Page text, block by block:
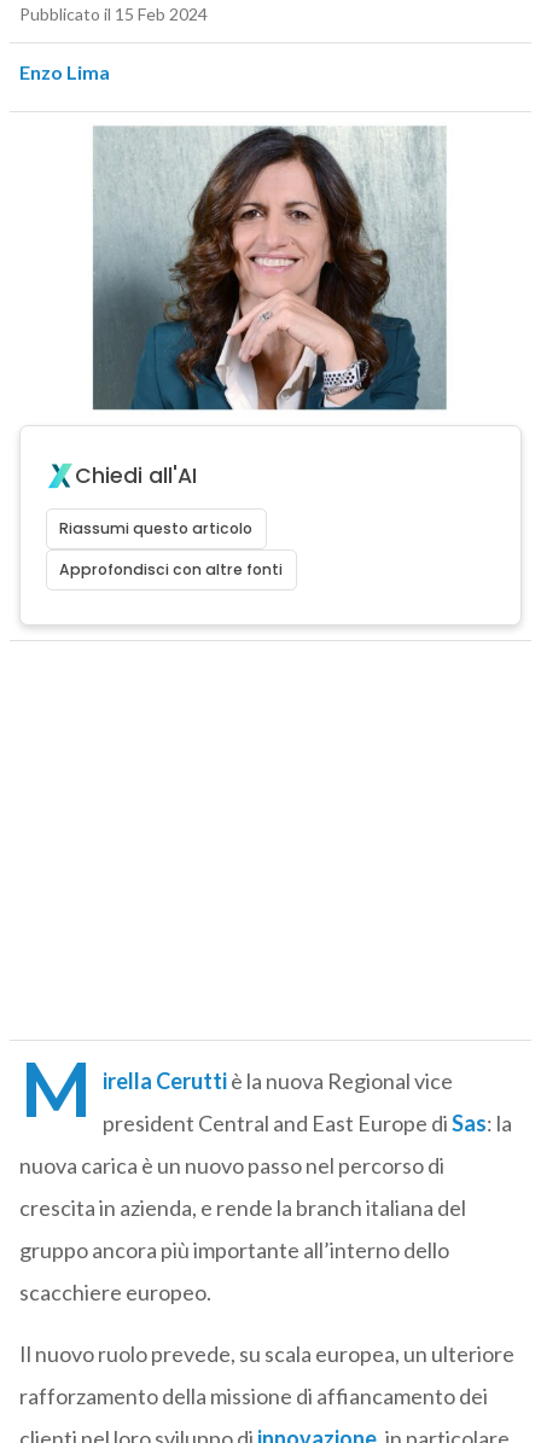
Pubblicato il 15 Feb 2024
Enzo Lima
Chiedi all'AI
Riassumi questo articolo
Approfondisci con altre fonti
M irella Ceruttiè la nuova Regional vice
president Central and East Europe diSas: la
nuova carica è un nuovo passo nel percorso di
crescita in azienda, e rende la branch italiana del
gruppo ancora più importante all’interno dello
scacchiere europeo.
Il nuovo ruolo prevede, su scala europea, un ulteriore
rafforzamento della missione di affiancamento dei